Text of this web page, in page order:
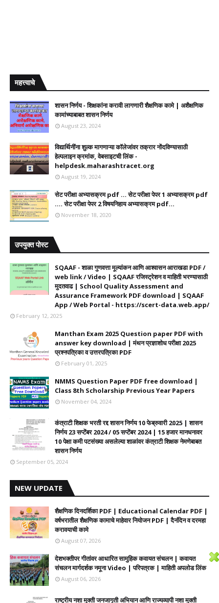
महत्त्वाचे
शासन निर्णय - शिक्षकांना करावी लागणारी शैक्षणिक कामे | अशैक्षणिक
कामांच्याबाबत शासन निर्णय
August 23, 2024
विद्यार्थिनींना शुल्क मागणाऱ्या कॉलेजांवर तक्रार नोंदविण्यासाठी
हेल्पलाइन क्रमांक, वेबसाइटची लिंक -
helpdesk.maharashtracet.org
August 19, 2024
सेट परीक्षा अभ्यासक्रम pdf ... सेट परीक्षा पेपर 1 अभ्यासक्रम pdf
.... सेट परीक्षा पेपर 2 विषयनिहाय अभ्यासक्रम pdf...
November 18, 2020
उपयुक्त पोस्ट
SQAAF - शाळा गुणवत्ता मूल्यांकन आणि आश्वासन आराखडा PDF /
web link / Video | SQAAF रजिस्ट्रेशन व माहिती भरण्यासाठी
मुदतवाढ | School Quality Assessment and
Assurance Framework PDF download | SQAAF
App / Web Portal - https://scert-data.web.app/
February 12, 2025
Manthan Exam 2025 Question paper PDF with
answer key download | मंथन प्रज्ञाशोध परीक्षा 2025
प्रश्नपत्रिका व उत्तरपत्रिका PDF
February 01, 2025
NMMS Question Paper PDF free download |
Class 8th Scholarship Previous Year Papers
November 04, 2024
कंत्राटी शिक्षक भरती रद्द शासन निर्णय 10 फेब्रुवारी 2025 | शासन
निर्णय 23 सप्टेंबर 2024 / 05 सप्टेंबर 2024 | 15 हजार मानधनावर
10 पेक्षा कमी पटसंख्या असलेल्या शाळांवर कंत्राटी शिक्षक नेमणेबाबत
शासन निर्णय
September 05, 2024
NEW UPDATE
शैक्षणिक दिनदर्शिका PDF | Educational Calendar PDF |
वर्षभरातील शैक्षणिक कामाचे माहेवार नियोजन PDF | दैनंदिन व दरमहा
करावयाची कामे
August 07, 2026
देशभक्तीपर गीतांवर आधारित सामुहिक कवायत संचलन | कवायत
संचलन मार्गदर्शक नमूना Video | परिपत्रक | माहिती अपलोड लिंक
August 06, 2026
राष्ट्रीय नशा मुक्ती जनजागृती अभियान आणि राज्यव्यापी नशा मुक्ती